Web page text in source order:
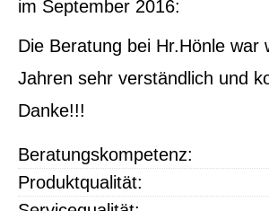
im September 2016:
Die Beratung bei Hr.Hönle war
Jahren sehr verständlich und
Danke!!!
Beratungskompetenz:
Produktqualität: